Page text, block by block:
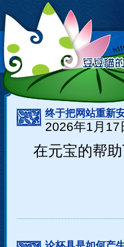
终于把网站重新
2026年1月17
在元宝的帮